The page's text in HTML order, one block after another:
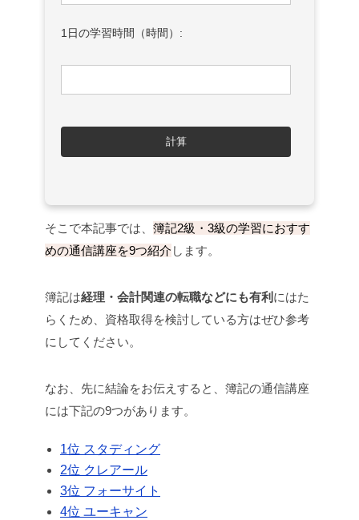
1日の学習時間（時間）:
計算
そこで本記事では、 簿記2級・3級の学習におすす
めの通信講座を9つ紹介 します。
簿記は経理・会計関連の転職などにも有利 にはた
らくため、資格取得を検討している方はぜひ参考
にしてください。
なお、先に結論をお伝えすると、簿記の通信講座
には下記の9つがあります。
1位 スタディング
2位 クレアール
3位 フォーサイト
4位 ユーキャン